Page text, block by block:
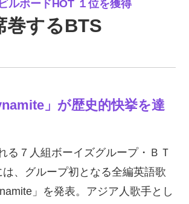
ルボードHOT １位を獲得
巻するBTS
」が歴史的快挙を達
る７人組ボーイズグループ・ＢＴ
は、グループ初となる全編英語歌
」を発表。アジア人歌手とし